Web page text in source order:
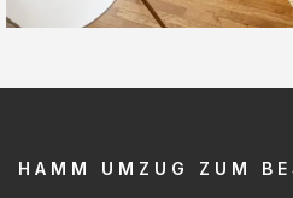
HAMM UMZUG ZUM